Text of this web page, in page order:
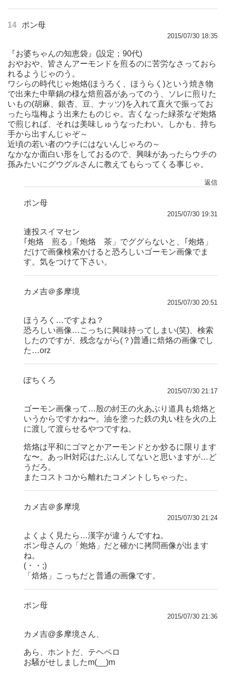
14 ポン母
2015/07/30 18:35
『お婆ちゃんの知恵袋』(設定；90代)
おやおや、皆さんアーモンドを煎るのに苦労なさっておら
れるようじゃのう。
ワシらの時代じゃ炮烙(ほうろく、ほうらく)という焼き物
で出来た中華鍋の様な焙煎器があってのう、ソレに煎りた
いもの(胡麻、銀杏、豆、ナッツ)を入れて直火で振ってお
ったら塩梅よう出来たものじゃ。古くなった緑茶なぞ炮烙
で煎じれば、それは美味しゅうなったわい。しかも、持ち
手から出すんじゃぞ～
近頃の若い者のウチにはないんじゃろの～
なかなか面白い形をしておるので、興味があったらウチの
孫みたいにグウグルさんに教えてもらってくる事じゃ。
返信
ポン母
2015/07/30 19:31
連投スイマセン
｢炮烙 煎る」｢炮烙 茶」でググらないと、｢炮烙」
だけで画像検索かけると恐ろしいゴーモン画像でま
す。気をつけて下さい。
カメ吉＠多摩境
2015/07/30 20:51
ほうろく…ですよね？
恐ろしい画像…こっちに興味持ってしまい(笑)、検索
したのですが、残念ながら(？)普通に焙烙の画像でし
た…orz
ぽちくろ
2015/07/30 21:17
ゴーモン画像って…殷の紂王の火あぶり道具も焙烙と
いうからですかね〜。油を塗った鉄の丸い柱を火の上
に渡して渡らせるやつですね。
焙烙は平和にゴマとかアーモンドとか炒るに限ります
な〜。あっIH対応はたぶんしてないと思いますが…ど
うだろ。
またコストコから離れたコメントしちゃった。
カメ吉＠多摩境
2015/07/30 21:24
よくよく見たら…漢字が違うんですね。
ポン母さんの「炮烙」だと確かに拷問画像が出ます
ね。
(・・;)
「焙烙」こっちだと普通の画像です。
ポン母
2015/07/30 21:36
カメ吉@多摩境さん、
あら、ホントだ、テヘペロ
お騒がせしましたm(__)m